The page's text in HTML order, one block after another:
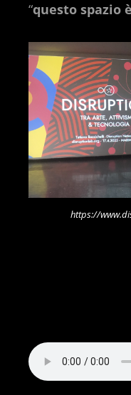
“questo spazio
https://